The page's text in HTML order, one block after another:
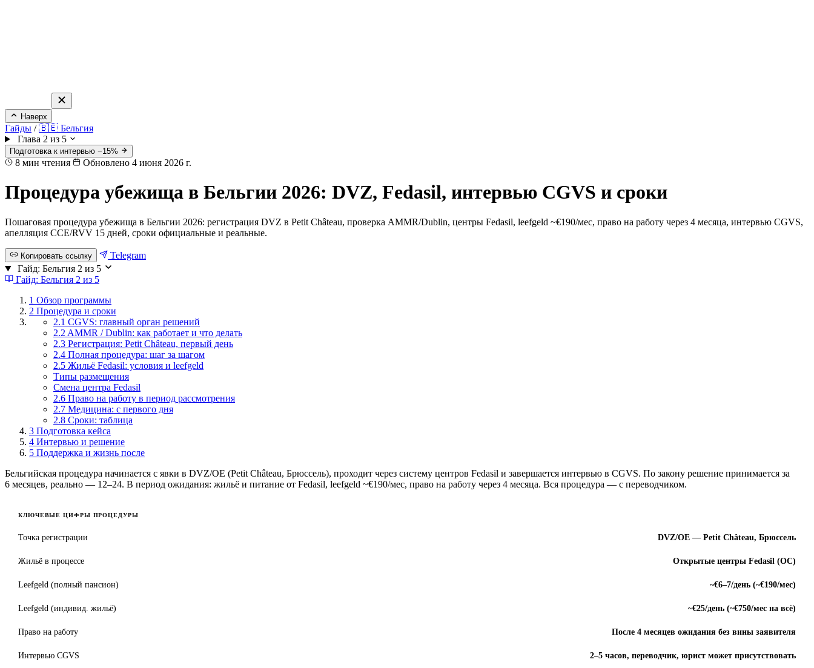
Наверх
Гайды / 🇧🇪 Бельгия
Глава 2 из 5
Подготовка к интервью −15%
8 мин чтения Обновлено 4 июня 2026 г.
Процедура убежища в Бельгии 2026: DVZ, Fedasil, интервью CGVS и сроки
Пошаговая процедура убежища в Бельгии 2026: регистрация DVZ в Petit Château, проверка AMMR/Dublin, центры Fedasil, leefgeld ~€190/мес, право на работу через 4 месяца, интервью CGVS,
апелляция CCE/RVV 15 дней, сроки официальные и реальные.
Копировать ссылку
Telegram
Гайд: Бельгия 2 из 5
Гайд: Бельгия 2 из 5
1 Обзор программы
2 Процедура и сроки
2.1 CGVS: главный орган решений
2.2 AMMR / Dublin: как работает и что делать
2.3 Регистрация: Petit Château, первый день
2.4 Полная процедура: шаг за шагом
2.5 Жильё Fedasil: условия и leefgeld
Типы размещения
Смена центра Fedasil
2.6 Право на работу в период рассмотрения
2.7 Медицина: с первого дня
2.8 Сроки: таблица
3 Подготовка кейса
4 Интервью и решение
5 Поддержка и жизнь после
Бельгийская процедура начинается с явки в DVZ/OE (Petit Château, Брюссель), проходит через систему центров Fedasil и завершается интервью в CGVS. По закону решение принимается за
6 месяцев, реально — 12–24. В период ожидания: жильё и питание от Fedasil, leefgeld ~€190/мес, право на работу через 4 месяца. Вся процедура — с переводчиком.
КЛЮЧЕВЫЕ ЦИФРЫ ПРОЦЕДУРЫ
Точка регистрации DVZ/OE — Petit Château, Брюссель
Жильё в процессе Открытые центры Fedasil (OC)
Leefgeld (полный пансион) ~€6–7/день (~€190/мес)
Leefgeld (индивид. жильё) ~€25/день (~€750/мес на всё)
Право на работу После 4 месяцев ожидания без вины заявителя
Интервью CGVS 2–5 часов, переводчик, юрист может присутствовать